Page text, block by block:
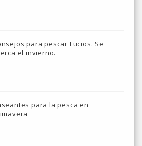
para pescar Lucios. Se
el invierno.
para la pesca en